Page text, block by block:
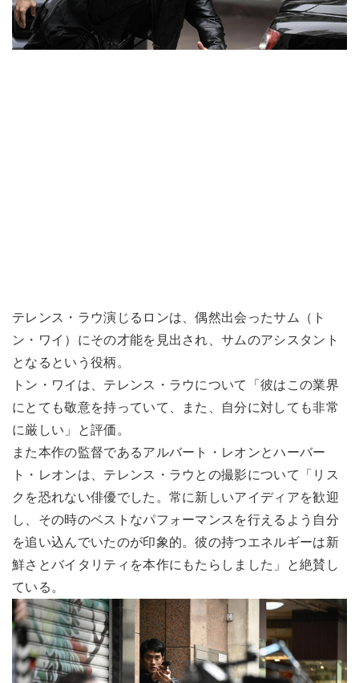
テレンス・ラウ演じるロンは、偶然出会ったサム（ト
ン・ワイ）にその才能を見出され、サムのアシスタント
となるという役柄。
トン・ワイは、テレンス・ラウについて「彼はこの業界
にとても敬意を持っていて、また、自分に対しても非常
に厳しい」と評価。
また本作の監督であるアルバート・レオンとハーバー
ト・レオンは、テレンス・ラウとの撮影について「リス
クを恐れない俳優でした。常に新しいアイディアを歓迎
し、その時のベストなパフォーマンスを行えるよう自分
を追い込んでいたのが印象的。彼の持つエネルギーは新
鮮さとバイタリティを本作にもたらしました」と絶賛し
ている。